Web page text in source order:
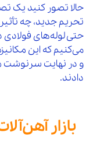
حالا تصور کنید یک
تحریم جدید، چه
حتی لوله‌های فولادی
می‌کنیم که این
و در نهایت سرنوشت
دادند.
بازار